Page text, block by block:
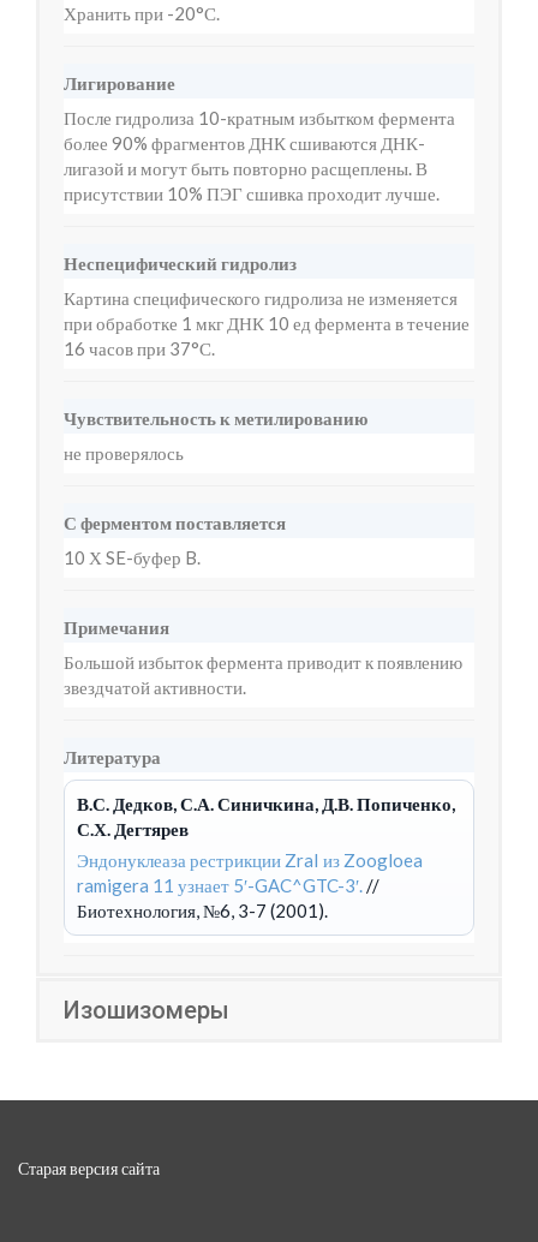
Хранить при -20°С.
Лигирование
После гидролиза 10-кратным избытком фермента
более 90% фрагментов ДНК сшиваются ДНК-
лигазой и могут быть повторно расщеплены. В
присутствии 10% ПЭГ сшивка проходит лучше.
Неспецифический гидролиз
Картина специфического гидролиза не изменяется
при обработке 1 мкг ДНК 10 ед фермента в течение
16 часов при 37°С.
Чувствительность к метилированию
не проверялось
С ферментом поставляется
10 Х SE-буфер B.
Примечания
Большой избыток фермента приводит к появлению
звездчатой активности.
Литература
В.С. Дедков, С.А. Синичкина, Д.В. Попиченко,
С.Х. Дегтярев
Эндонуклеаза рестрикции ZraI из Zoogloea
ramigera 11 узнает 5′-GAC^GTC-3′. //
Биотехнология, №6, 3-7 (2001).
Изошизомеры
Старая версия сайта